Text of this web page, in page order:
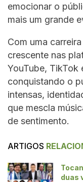
emocionar o
mais um grande
Com uma
crescente nas
YouTube, TikTok
conquistando o
intensas,
que mescla
de sentimento.
ARTIGOS
duas